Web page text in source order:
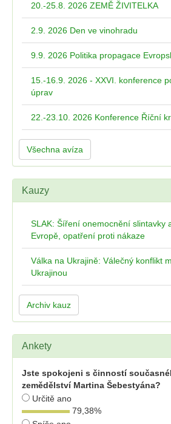
20.-25.8. 2026 ZEMĚ ŽIVITELKA
2.9. 2026 Den ve vinohradu
9.9. 2026 Politika propagace
15.-16.9. 2026 - XXVI. konference
úprav
22.-23.10. 2026 Konference Říční
Všechna avíza
Kauzy
SLAK: Šíření onemocnění slintavky
Evropě, opatření proti nákaze
Válka na Ukrajině: Válečný konflikt
Ukrajinou
Archiv kauz
Ankety
Jste spokojeni s činností
zemědělství Martina Šebestyána?
Určitě ano
79,38%